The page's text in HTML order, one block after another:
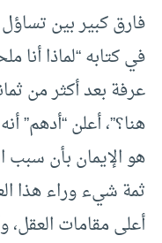
في كتابه “لماذا أنا
عرفة بعد أكثر من
هنا؟”، أعلن “أدهم”
هو الإيمان بأن سبب
ثمة شيء وراء هذا
أعلى مقامات